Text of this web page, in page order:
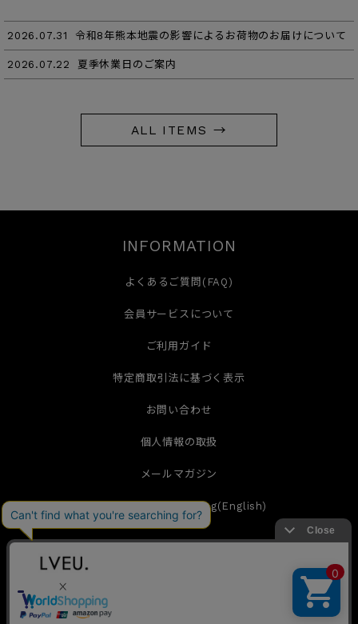
2026.07.31 令和8年熊本地震の影響によるお荷物のお届けについて
2026.07.22 夏季休業日のご案内
ALL ITEMS →
INFORMATION
よくあるご質問(FAQ)
会員サービスについて
ご利用ガイド
特定商取引法に基づく表示
お問い合わせ
個人情報の取扱
メールマガジン
International Shipping(English)